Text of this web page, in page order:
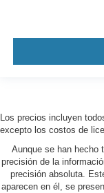
Los precios incluyen
excepto los costos de
Aunque se han hecho
precisión de la
precisión absoluta.
aparecen en él, se